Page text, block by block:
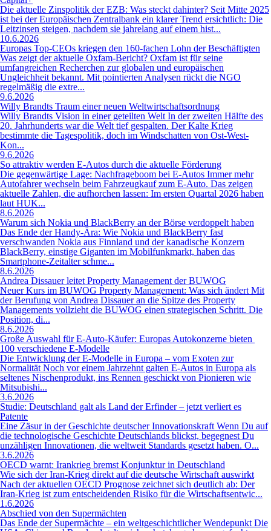
Die aktuelle Zinspolitik der EZB: Was steckt dahinter? Seit Mitte 2025
ist bei der Europäischen Zentralbank ein klarer Trend ersichtlich: Die
Leitzinsen steigen, nachdem sie jahrelang auf einem hist...
10.6.2026
Europas Top-CEOs kriegen den 160-fachen Lohn der Beschäftigten
Was zeigt der aktuelle Oxfam-Bericht? Oxfam ist für seine
umfangreichen Recherchen zur globalen und europäischen
Ungleichheit bekannt. Mit pointierten Analysen rückt die NGO
regelmäßig die extre...
9.6.2026
Willy Brandts Traum einer neuen Weltwirtschaftsordnung
Willy Brandts Vision in einer geteilten Welt In der zweiten Hälfte des
20. Jahrhunderts war die Welt tief gespalten. Der Kalte Krieg
bestimmte die Tagespolitik, doch im Windschatten von Ost-West-
Kon...
9.6.2026
So attraktiv werden E-Autos durch die aktuelle Förderung
Die gegenwärtige Lage: Nachfrageboom bei E-Autos Immer mehr
Autofahrer wechseln beim Fahrzeugkauf zum E-Auto. Das zeigen
aktuelle Zahlen, die aufhorchen lassen: Im ersten Quartal 2026 haben
laut HUK...
8.6.2026
Warum sich Nokia und BlackBerry an der Börse verdoppelt haben
Das Ende der Handy-Ära: Wie Nokia und BlackBerry fast
verschwanden Nokia aus Finnland und der kanadische Konzern
BlackBerry, einstige Giganten im Mobilfunkmarkt, haben das
Smartphone-Zeitalter schme...
8.6.2026
Andrea Dissauer leitet Property Management der BUWOG
Neuer Kurs im BUWOG Property Management: Was sich ändert Mit
der Berufung von Andrea Dissauer an die Spitze des Property
Managements vollzieht die BUWOG einen strategischen Schritt. Die
Position, di...
8.6.2026
Große Auswahl für E-Auto-Käufer: Europas Autokonzerne bieten
100 verschiedene E-Modelle
Die Entwicklung der E-Modelle in Europa – vom Exoten zur
Normalität Noch vor einem Jahrzehnt galten E-Autos in Europa als
seltenes Nischenprodukt, ins Rennen geschickt von Pionieren wie
Mitsubishi...
3.6.2026
Studie: Deutschland galt als Land der Erfinder – jetzt verliert es
Patente
Eine Zäsur in der Geschichte deutscher Innovationskraft Wenn Du auf
die technologische Geschichte Deutschlands blickst, begegnest Du
unzähligen Innovationen, die weltweit Standards gesetzt haben. O...
3.6.2026
OECD warnt: Irankrieg bremst Konjunktur in Deutschland
Wie sich der Iran-Krieg direkt auf die deutsche Wirtschaft auswirkt
Nach der aktuellen OECD Prognose zeichnet sich deutlich ab: Der
Iran-Krieg ist zum entscheidenden Risiko für die Wirtschaftsentwic...
1.6.2026
Abschied von den Supermächten
Das Ende der Supermächte – ein weltgeschichtlicher Wendepunkt Die